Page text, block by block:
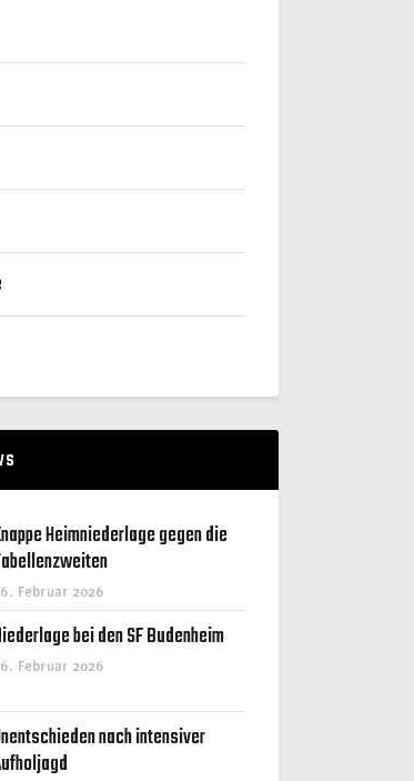
Heimniederlage gegen die
Februar 2026
bei den SF Budenheim
Februar 2026
nach intensiver